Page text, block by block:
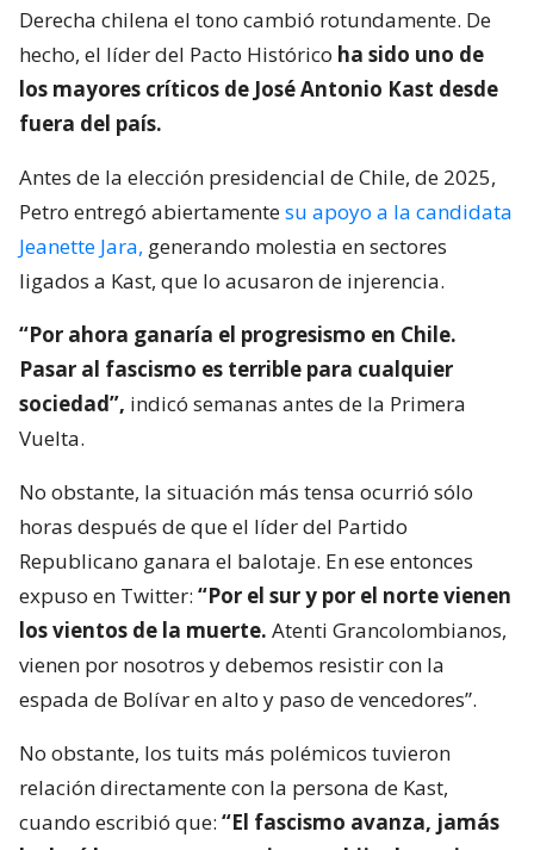
Derecha chilena el tono cambió rotundamente. De
hecho, el líder del Pacto Histórico ha sido uno de
los mayores críticos de José Antonio Kast desde
fuera del país.
Antes de la elección presidencial de Chile, de 2025,
Petro entregó abiertamentesu apoyo a la candidata
Jeanette Jara, generando molestia en sectores
ligados a Kast, que lo acusaron de injerencia.
“Por ahora ganaría el progresismo en Chile.
Pasar al fascismo es terrible para cualquier
sociedad”, indicó semanas antes de la Primera
Vuelta.
No obstante, la situación más tensa ocurrió sólo
horas después de que el líder del Partido
Republicano ganara el balotaje. En ese entonces
expuso en Twitter: “Por el sur y por el norte vienen
los vientos de la muerte. Atenti Grancolombianos,
vienen por nosotros y debemos resistir con la
espada de Bolívar en alto y paso de vencedores”.
No obstante, los tuits más polémicos tuvieron
relación directamente con la persona de Kast,
cuando escribió que: “El fascismo avanza, jamás